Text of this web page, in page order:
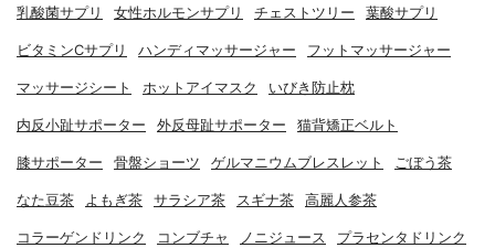
乳酸菌サプリ 女性ホルモンサプリ チェストツリー 葉酸サプリ
ビタミンCサプリ ハンディマッサージャー フットマッサージャー
マッサージシート ホットアイマスク いびき防止枕
内反小趾サポーター 外反母趾サポーター 猫背矯正ベルト
膝サポーター 骨盤ショーツ ゲルマニウムブレスレット ごぼう茶
なた豆茶 よもぎ茶 サラシア茶 スギナ茶 高麗人参茶
コラーゲンドリンク コンブチャ ノニジュース プラセンタドリンク